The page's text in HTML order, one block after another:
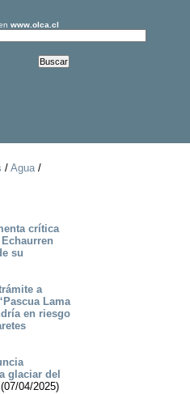
www.olca.cl
/ Agua/
crítica
su
a
Lama
en riesgo
glaciar del
04/2025)